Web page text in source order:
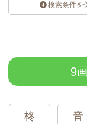
検索条件を
9
柊 音